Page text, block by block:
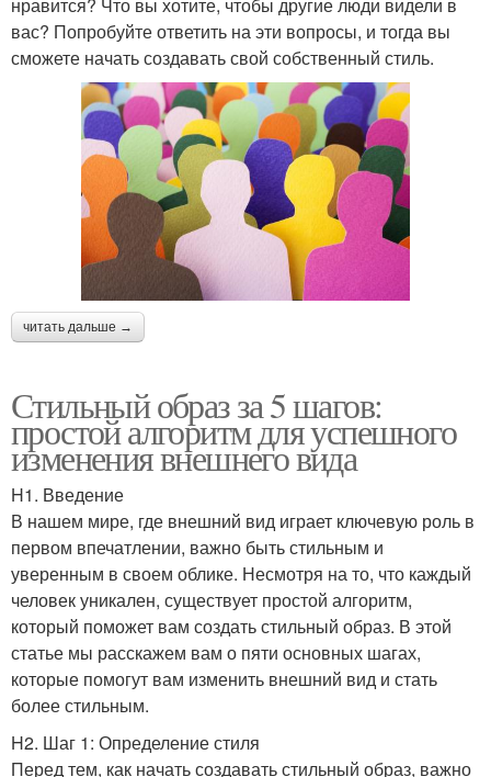
вас? Попробуйте ответить на эти вопросы, и тогда вы
сможете начать создавать свой собственный стиль.
читать дальше →
Стильный образ за 5 шагов:
простой алгоритм для успешного
изменения внешнего вида
H1. Введение
В нашем мире, где внешний вид играет ключевую роль в
первом впечатлении, важно быть стильным и
уверенным в своем облике. Несмотря на то, что каждый
человек уникален, существует простой алгоритм,
который поможет вам создать стильный образ. В этой
статье мы расскажем вам о пяти основных шагах,
которые помогут вам изменить внешний вид и стать
более стильным.
H2. Шаг 1: Определение стиля
Перед тем, как начать создавать стильный образ, важно